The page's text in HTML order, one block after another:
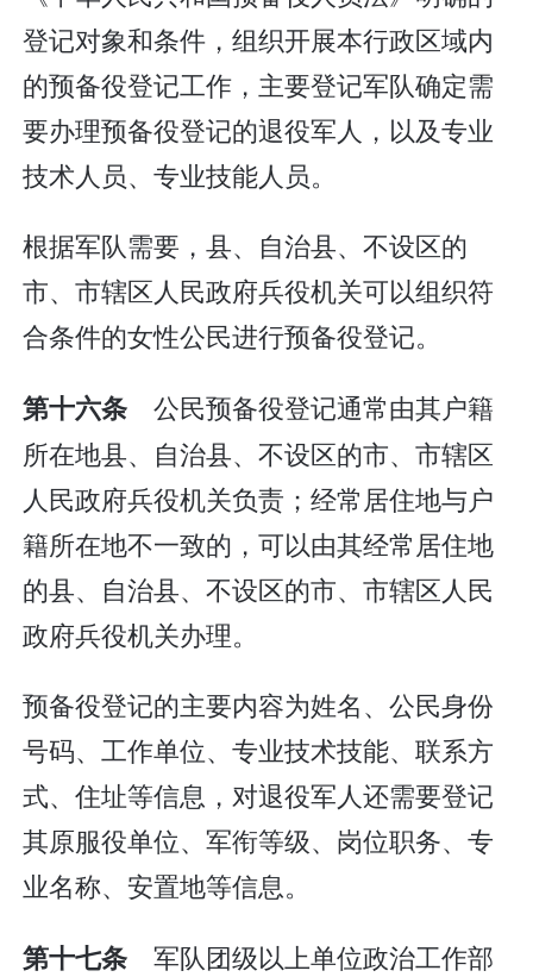
登记对象和条件，组织开展本行政区域内
的预备役登记工作，主要登记军队确定需
要办理预备役登记的退役军人，以及专业
技术人员、专业技能人员。
根据军队需要，县、自治县、不设区的
市、市辖区人民政府兵役机关可以组织符
合条件的女性公民进行预备役登记。
第十六条公民预备役登记通常由其户籍
所在地县、自治县、不设区的市、市辖区
人民政府兵役机关负责；经常居住地与户
籍所在地不一致的，可以由其经常居住地
的县、自治县、不设区的市、市辖区人民
政府兵役机关办理。
预备役登记的主要内容为姓名、公民身份
号码、工作单位、专业技术技能、联系方
式、住址等信息，对退役军人还需要登记
其原服役单位、军衔等级、岗位职务、专
业名称、安置地等信息。
第十七条军队团级以上单位政治工作部